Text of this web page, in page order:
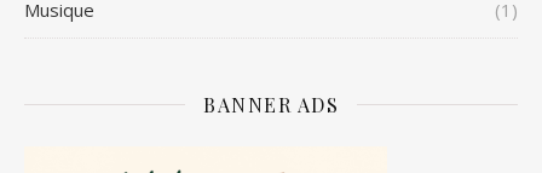
Musique (1)
BANNER ADS